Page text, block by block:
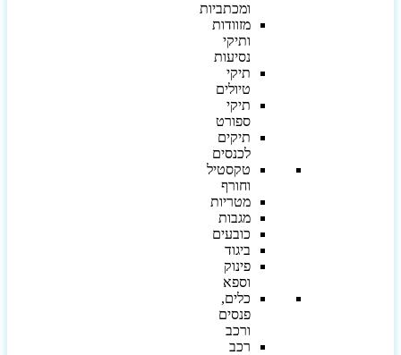
ומכתביות
מזוודות
ותיקי
נסיעות
תיקי
טיולים
תיקי
ספורט
תיקים
לכנסים
טקסטיל
וחורף
מטריות
מגבות
כובעים
ביגוד
פינוק
וספא
כלים,
פנסים
ורכב
רכב